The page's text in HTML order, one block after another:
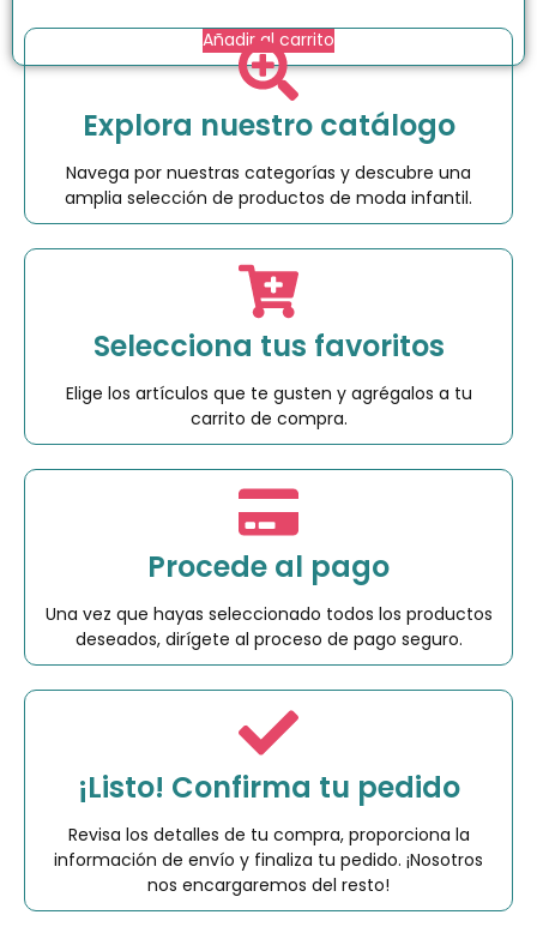
Añadir al carrito
Explora nuestro catálogo
Navega por nuestras categorías y descubre una
amplia selección de productos de moda infantil.
Selecciona tus favoritos
Elige los artículos que te gusten y agrégalos a tu
carrito de compra.
Procede al pago
Una vez que hayas seleccionado todos los productos
deseados, dirígete al proceso de pago seguro.
¡Listo! Confirma tu pedido
Revisa los detalles de tu compra, proporciona la
información de envío y finaliza tu pedido. ¡Nosotros
nos encargaremos del resto!